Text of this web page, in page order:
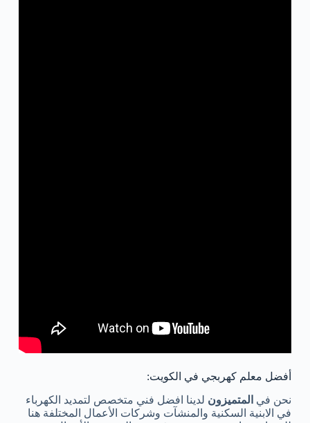
أفضل معلم كهربجي في الكويت:
نحن في المتميزون لدينا افضل فني متخصص لتمديد الكهرباء
في الابنية السكنية والمنشآت وشركات الأعمال المختلفة هنا